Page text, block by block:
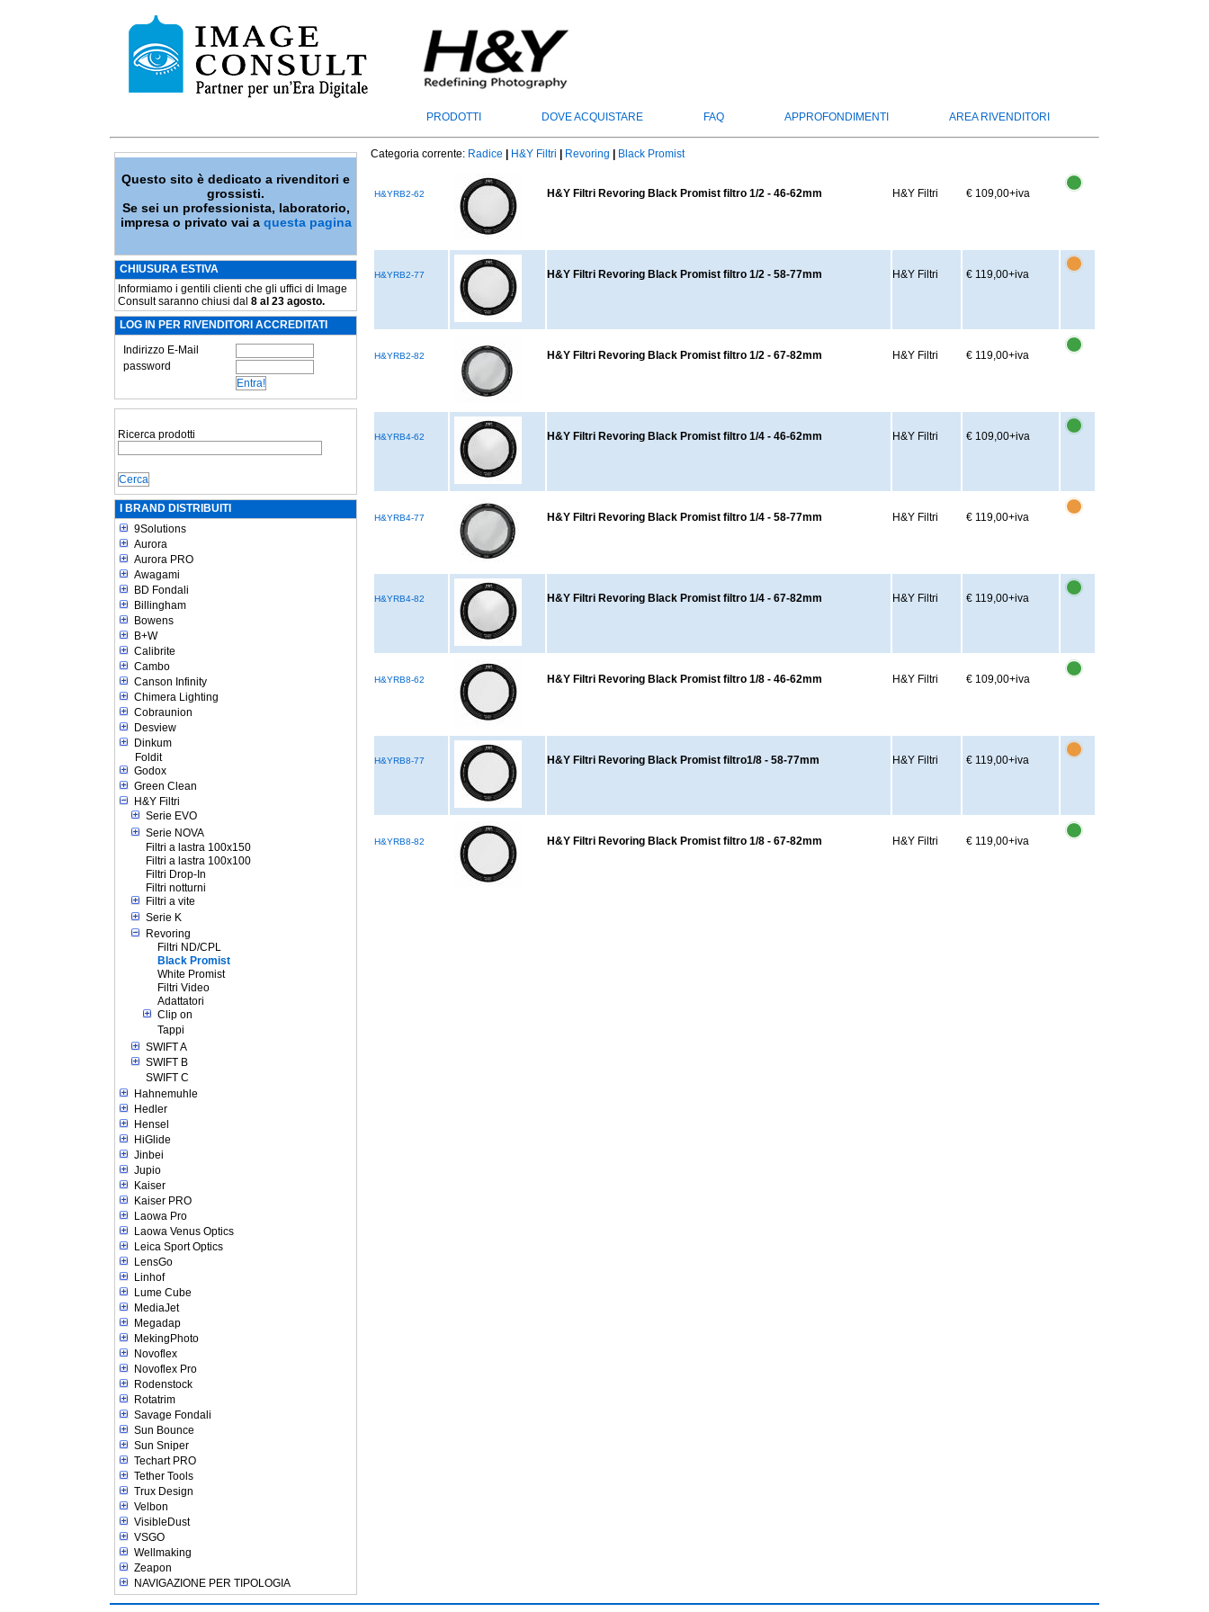
PRODOTTI DOVE ACQUISTARE FAQ APPROFONDIMENTI AREA RIVENDITORI
Questo sito è dedicato a rivenditori e
grossisti.
Se sei un professionista, laboratorio,
impresa o privato vai a questa pagina
CHIUSURA ESTIVA
Informiamo i gentili clienti che gli uffici di Image
Consult saranno chiusi dal 8 al 23 agosto.
LOG IN PER RIVENDITORI ACCREDITATI
Indirizzo E-Mail
password
Ricerca prodotti
I BRAND DISTRIBUITI
9Solutions
Aurora
Aurora PRO
Awagami
BD Fondali
Billingham
Bowens
B+W
Calibrite
Cambo
Canson Infinity
Chimera Lighting
Cobraunion
Desview
Dinkum
Foldit
Godox
Green Clean
H&Y Filtri
Serie EVO
Serie NOVA
Filtri a lastra 100x150
Filtri a lastra 100x100
Filtri Drop-In
Filtri notturni
Filtri a vite
Serie K
Revoring
Filtri ND/CPL
Black Promist
White Promist
Filtri Video
Adattatori
Clip on
Tappi
SWIFT A
SWIFT B
SWIFT C
Hahnemuhle
Hedler
Hensel
HiGlide
Jinbei
Jupio
Kaiser
Kaiser PRO
Laowa Pro
Laowa Venus Optics
Leica Sport Optics
LensGo
Linhof
Lume Cube
MediaJet
Megadap
MekingPhoto
Novoflex
Novoflex Pro
Rodenstock
Rotatrim
Savage Fondali
Sun Bounce
Sun Sniper
Techart PRO
Tether Tools
Trux Design
Velbon
VisibleDust
VSGO
Wellmaking
Zeapon
NAVIGAZIONE PER TIPOLOGIA
Categoria corrente: Radice H&Y Filtri Revoring Black Promist
H&YRB2-62 H&Y Filtri Revoring Black Promist filtro 1/2 - 46-62mm H&Y Filtri € 109,00+iva
H&YRB2-77 H&Y Filtri Revoring Black Promist filtro 1/2 - 58-77mm H&Y Filtri € 119,00+iva
H&YRB2-82 H&Y Filtri Revoring Black Promist filtro 1/2 - 67-82mm H&Y Filtri € 119,00+iva
H&YRB4-62 H&Y Filtri Revoring Black Promist filtro 1/4 - 46-62mm H&Y Filtri € 109,00+iva
H&YRB4-77 H&Y Filtri Revoring Black Promist filtro 1/4 - 58-77mm H&Y Filtri € 119,00+iva
H&YRB4-82 H&Y Filtri Revoring Black Promist filtro 1/4 - 67-82mm H&Y Filtri € 119,00+iva
H&YRB8-62 H&Y Filtri Revoring Black Promist filtro 1/8 - 46-62mm H&Y Filtri € 109,00+iva
H&YRB8-77 H&Y Filtri Revoring Black Promist filtro1/8 - 58-77mm H&Y Filtri € 119,00+iva
H&YRB8-82 H&Y Filtri Revoring Black Promist filtro 1/8 - 67-82mm H&Y Filtri € 119,00+iva